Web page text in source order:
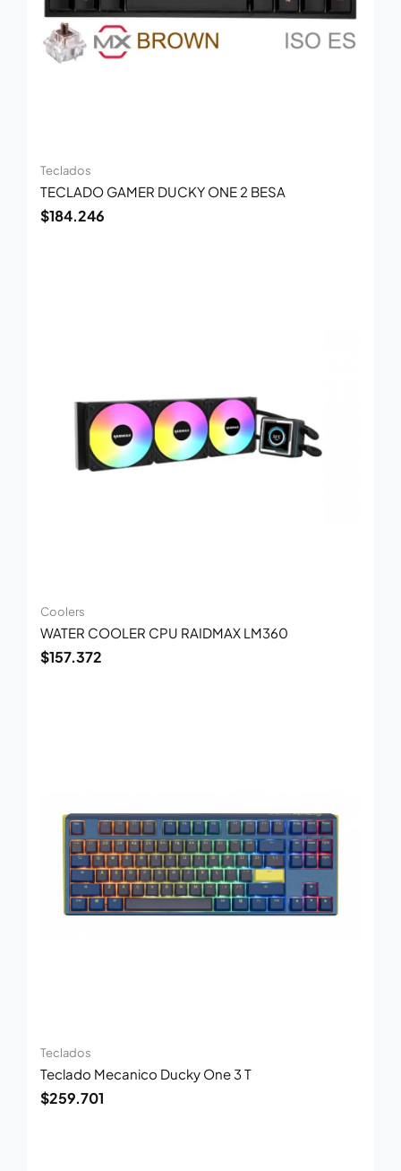
Teclados
TECLADO GAMER DUCKY ONE 2 BESA
$184.246
Coolers
WATER COOLER CPU RAIDMAX LM360
$157.372
Teclados
Teclado Mecanico Ducky One 3 T
$259.701